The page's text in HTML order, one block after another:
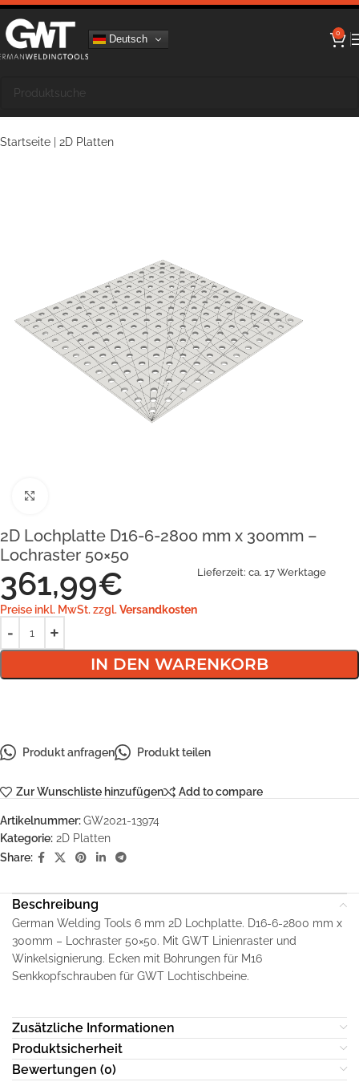
Deutsch 0
Startseite 2D Platten
2D Lochplatte D16-6-2800 mm x 300mm –
Lochraster 50×50
361,99€
Preise inkl. MwSt. zzgl. Versandkosten
Lieferzeit: ca. 17 Werktage
IN DEN WARENKORB
Produkt anfragen Produkt teilen
Zur Wunschliste hinzufügen Add to compare
Artikelnummer:GW2021-13974
Kategorie: 2D Platten
Share:
Beschreibung
German Welding Tools 6 mm 2D Lochplatte. D16-6-2800 mm x
300mm – Lochraster 50×50. Mit GWT Linienraster und
Winkelsignierung. Ecken mit Bohrungen für M16
Senkkopfschrauben für GWT Lochtischbeine.
Zusätzliche Informationen
Produktsicherheit
Bewertungen (0)